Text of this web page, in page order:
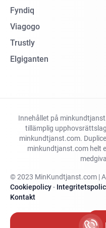
Fyndiq
Viagogo
Trustly
Elgiganten
Innehållet på
tillämplig
minkundtjanst.com.
minkundtjanst.com helt
© 2023 MinKundtjanst.com |
Cookiepolicy-
Kontakt